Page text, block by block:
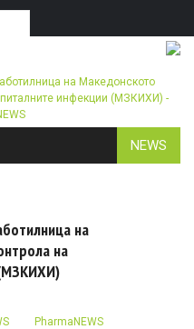
NEWS
на
на
PharmaNEWS